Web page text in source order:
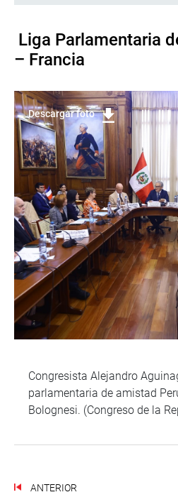
Liga Parlamentaria
– Francia
Descargar foto
Congresista Alejandro
parlamentaria de amistad
Bolognesi. (Congreso de la
ANTERIOR